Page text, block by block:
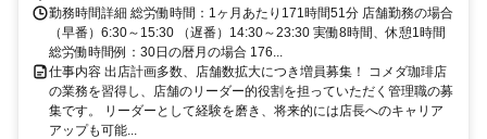
勤務時間詳細 総労働時間：1ヶ月あたり171時間51分 店舗勤務の場合
（早番）6:30～15:30 （遅番）14:30～23:30 実働8時間、休憩1時間
総労働時間例：30日の暦月の場合 176...
仕事内容 出店計画多数、店舗数拡大につき増員募集！ コメダ珈琲店
の業務を習得し、店舗のリーダー的役割を担っていただく管理職の募
集です。 リーダーとして経験を磨き、将来的には店長へのキャリア
アップも可能...